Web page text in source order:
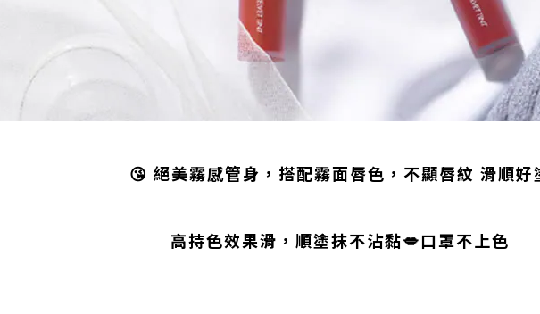
😘 絕美霧感管身，搭配霧面唇色，不顯唇紋 滑順好
高持色效果滑，順塗抹不沾黏💋口罩不上色